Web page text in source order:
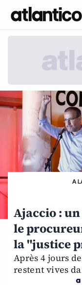
A
Ajaccio :
le
la "justice
Après 4 jours
restent vives